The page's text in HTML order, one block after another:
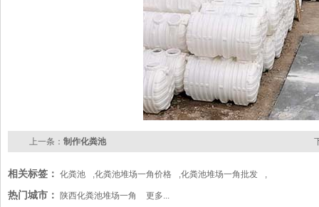
上一条： 制作化粪池
相关标签： 化粪池 ,化粪池堆场一角价格 ,化粪池堆场一角批发 ,
热门城市： 陕西化粪池堆场一角 更多...